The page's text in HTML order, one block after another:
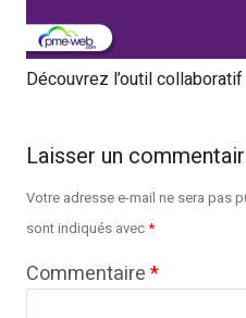
Découvrez l’outil
Laisser un
Votre adresse e-mail ne sera pas
sont indiqués avec*
Commentaire*